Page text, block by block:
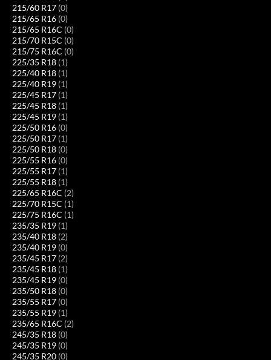
215/60 R17 (0)
215/65 R16 (0)
215/65 R16C (0)
215/70 R15C (0)
215/75 R16C (0)
225/35 R18 (1)
225/40 R18 (1)
225/40 R19 (1)
225/45 R17 (1)
225/45 R18 (1)
225/45 R19 (1)
225/50 R16 (0)
225/50 R17 (1)
225/50 R18 (0)
225/55 R16 (0)
225/55 R17 (1)
225/55 R18 (1)
225/65 R16C (2)
225/70 R15C (1)
225/75 R16C (1)
235/35 R19 (1)
235/40 R18 (2)
235/40 R19 (0)
235/45 R17 (2)
235/45 R18 (1)
235/45 R19 (0)
235/50 R18 (0)
235/55 R17 (0)
235/55 R19 (1)
235/65 R16C (2)
245/35 R18 (0)
245/35 R19 (0)
245/35 R20 (0)